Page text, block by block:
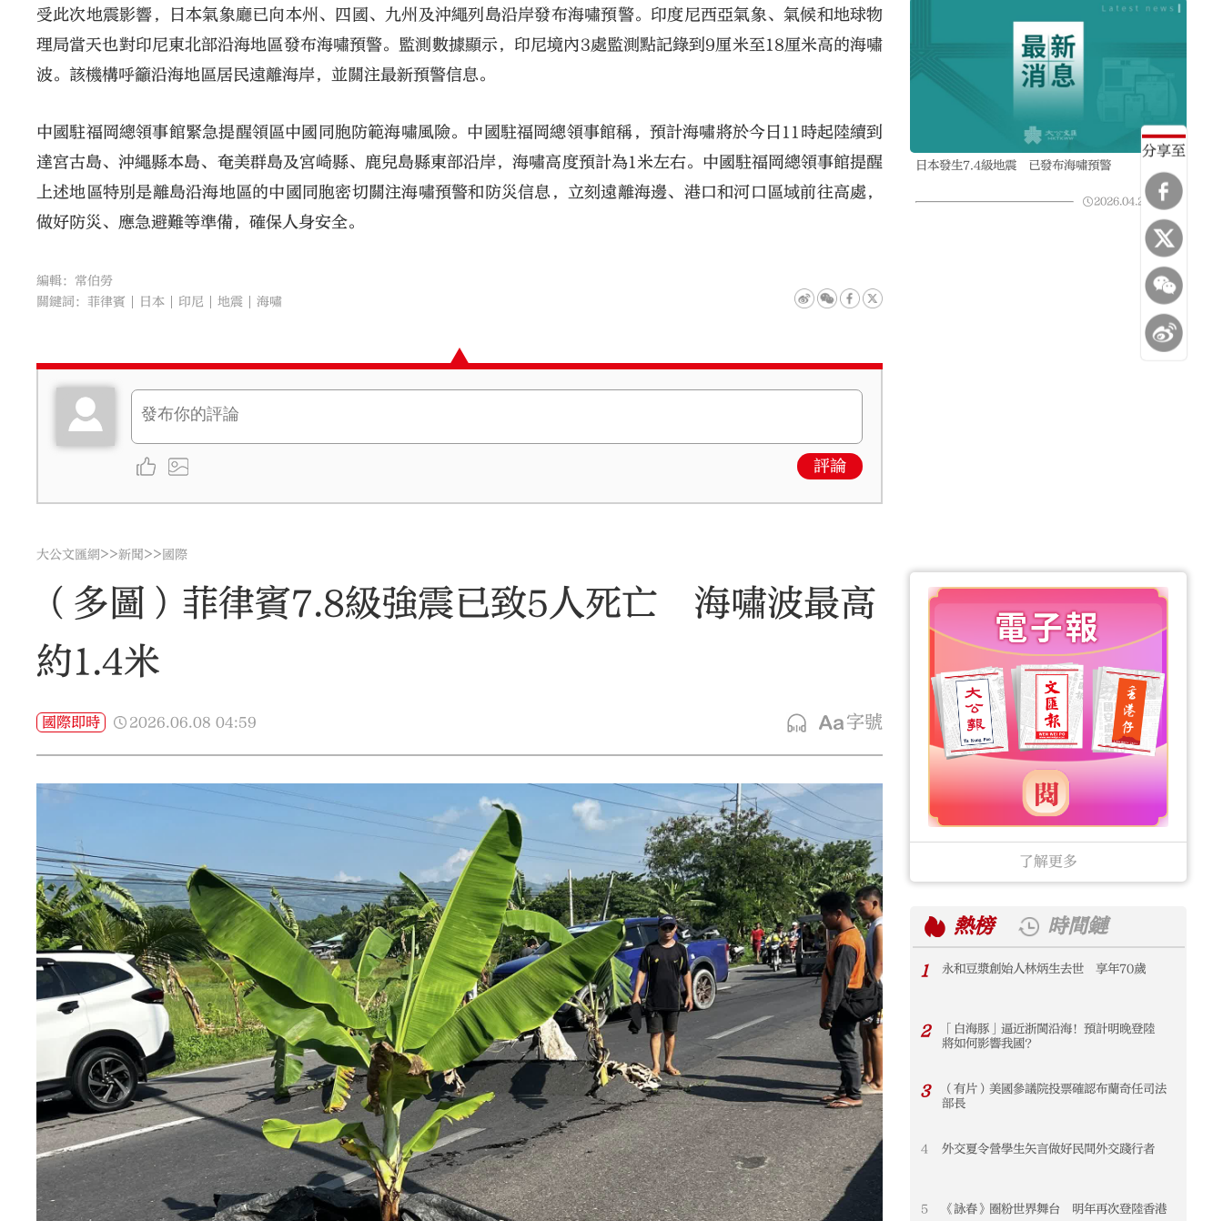
分享至
受此次地震影響，日本氣象廳已向本州、四國、九州及沖繩列島沿岸發布海嘯預警。印度尼西亞氣象、氣候和地球物
理局當天也對印尼東北部沿海地區發布海嘯預警。監測數據顯示，印尼境內3處監測點記錄到9厘米至18厘米高的海嘯
波。該機構呼籲沿海地區居民遠離海岸，並關注最新預警信息。
中國駐福岡總領事館緊急提醒領區中國同胞防範海嘯風險。中國駐福岡總領事館稱，預計海嘯將於今日11時起陸續到
達宮古島、沖繩縣本島、奄美群島及宮崎縣、鹿兒島縣東部沿岸，海嘯高度預計為1米左右。中國駐福岡總領事館提醒
上述地區特別是離島沿海地區的中國同胞密切關注海嘯預警和防災信息，立刻遠離海邊、港口和河口區域前往高處，
做好防災、應急避難等準備，確保人身安全。
編輯：常伯勞
關鍵詞： 菲律賓 日本 印尼 地震 海嘯
評論
日本發生7.4級地震 已發布海嘯預警
2026.04.20 08:16
大公文匯網>>新聞>>國際
（多圖）菲律賓7.8級強震已致5人死亡 海嘯波最高
約1.4米
國際即時 2026.06.08 04:59 字號
了解更多
熱榜 時間鏈
1 永和豆漿創始人林炳生去世 享年70歲
2
「白海豚」逼近浙閩沿海！預計明晚登陸
將如何影響我國？
3
（有片）美國參議院投票確認布蘭奇任司法
部長
4 外交夏令營學生矢言做好民間外交踐行者
5 《詠春》圈粉世界舞台 明年再次登陸香港